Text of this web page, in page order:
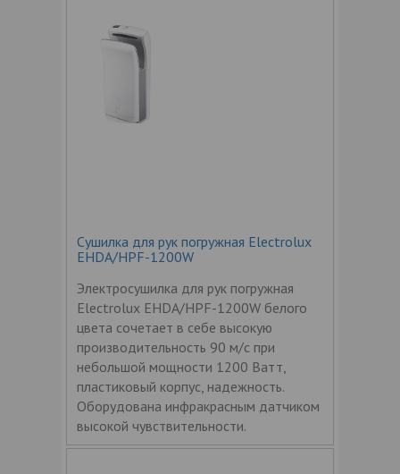
Сушилка для рук погружная Electrolux
EHDA/HPF-1200W
Электросушилка для рук погружная
Electrolux EHDA/HPF-1200W белого
цвета сочетает в себе высокую
производительность 90 м/с при
небольшой мощности 1200 Ватт,
пластиковый корпус, надежность.
Оборудована инфракрасным датчиком
высокой чувствительности.